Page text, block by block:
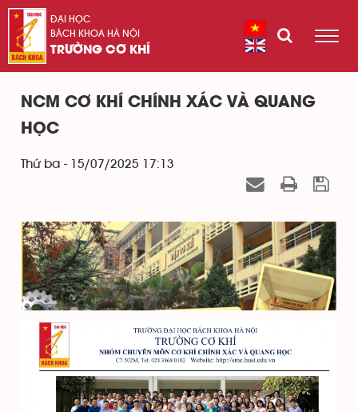
ĐẠI HỌC
BÁCH KHOA HÀ NỘI
TRƯỜNG CƠ KHÍ
NCM CƠ KHÍ CHÍNH XÁC VÀ QUANG
HỌC
Thứ ba - 15/07/2025 17:13